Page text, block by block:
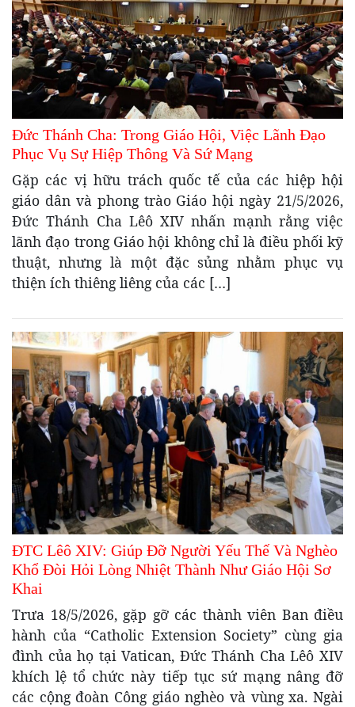
Đức Thánh Cha: Trong Giáo Hội, Việc Lãnh Đạo
Phục Vụ Sự Hiệp Thông Và Sứ Mạng
Gặp các vị hữu trách quốc tế của các hiệp hội
giáo dân và phong trào Giáo hội ngày 21/5/2026,
Đức Thánh Cha Lêô XIV nhấn mạnh rằng việc
lãnh đạo trong Giáo hội không chỉ là điều phối kỹ
thuật, nhưng là một đặc sủng nhằm phục vụ
thiện ích thiêng liêng của các […]
ĐTC Lêô XIV: Giúp Đỡ Người Yếu Thế Và Nghèo
Khổ Đòi Hỏi Lòng Nhiệt Thành Như Giáo Hội Sơ
Khai
Trưa 18/5/2026, gặp gỡ các thành viên Ban điều
hành của “Catholic Extension Society” cùng gia
đình của họ tại Vatican, Đức Thánh Cha Lêô XIV
khích lệ tổ chức này tiếp tục sứ mạng nâng đỡ
các cộng đoàn Công giáo nghèo và vùng xa. Ngài